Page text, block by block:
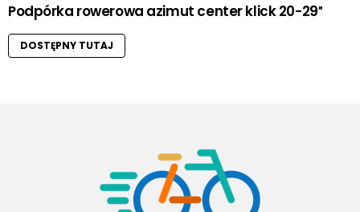
Podpórka rowerowa azimut center klick 20-29″
DOSTĘPNY TUTAJ